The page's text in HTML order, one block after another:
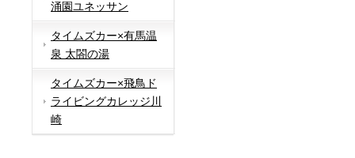
涌園ユネッサン
タイムズカー×有馬温
泉 太閤の湯
タイムズカー×飛鳥ド
ライビングカレッジ川
崎